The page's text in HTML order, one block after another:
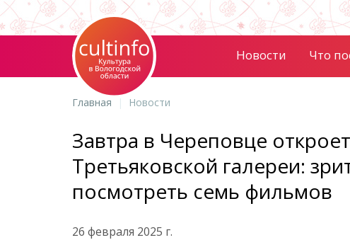
Новости Что
Главная Новости
Завтра в Череповце
Третьяковской галереи:
посмотреть семь фильмов
26 февраля 2025 г.